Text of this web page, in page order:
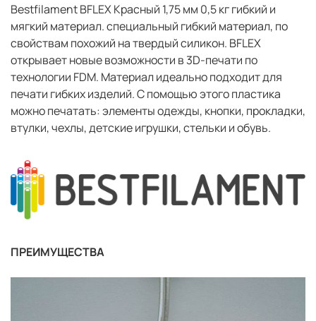
Bestfilament BFLEX Красный 1,75 мм 0,5 кг гибкий и
мягкий материал. специальный гибкий материал, по
свойствам похожий на твердый силикон. BFLEX
открывает новые возможности в 3D-печати по
технологии FDM. Материал идеально подходит для
печати гибких изделий. С помощью этого пластика
можно печатать: элементы одежды, кнопки, прокладки,
втулки, чехлы, детские игрушки, стельки и обувь.
ПРЕИМУЩЕСТВА